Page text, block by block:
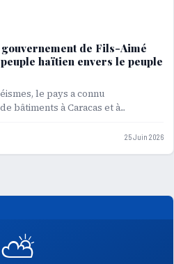
gouvernement de Fils-Aimé
haïtien envers le peuple
le pays a connu
bâtiments à Caracas et à...
25 Juin 2026
⛅